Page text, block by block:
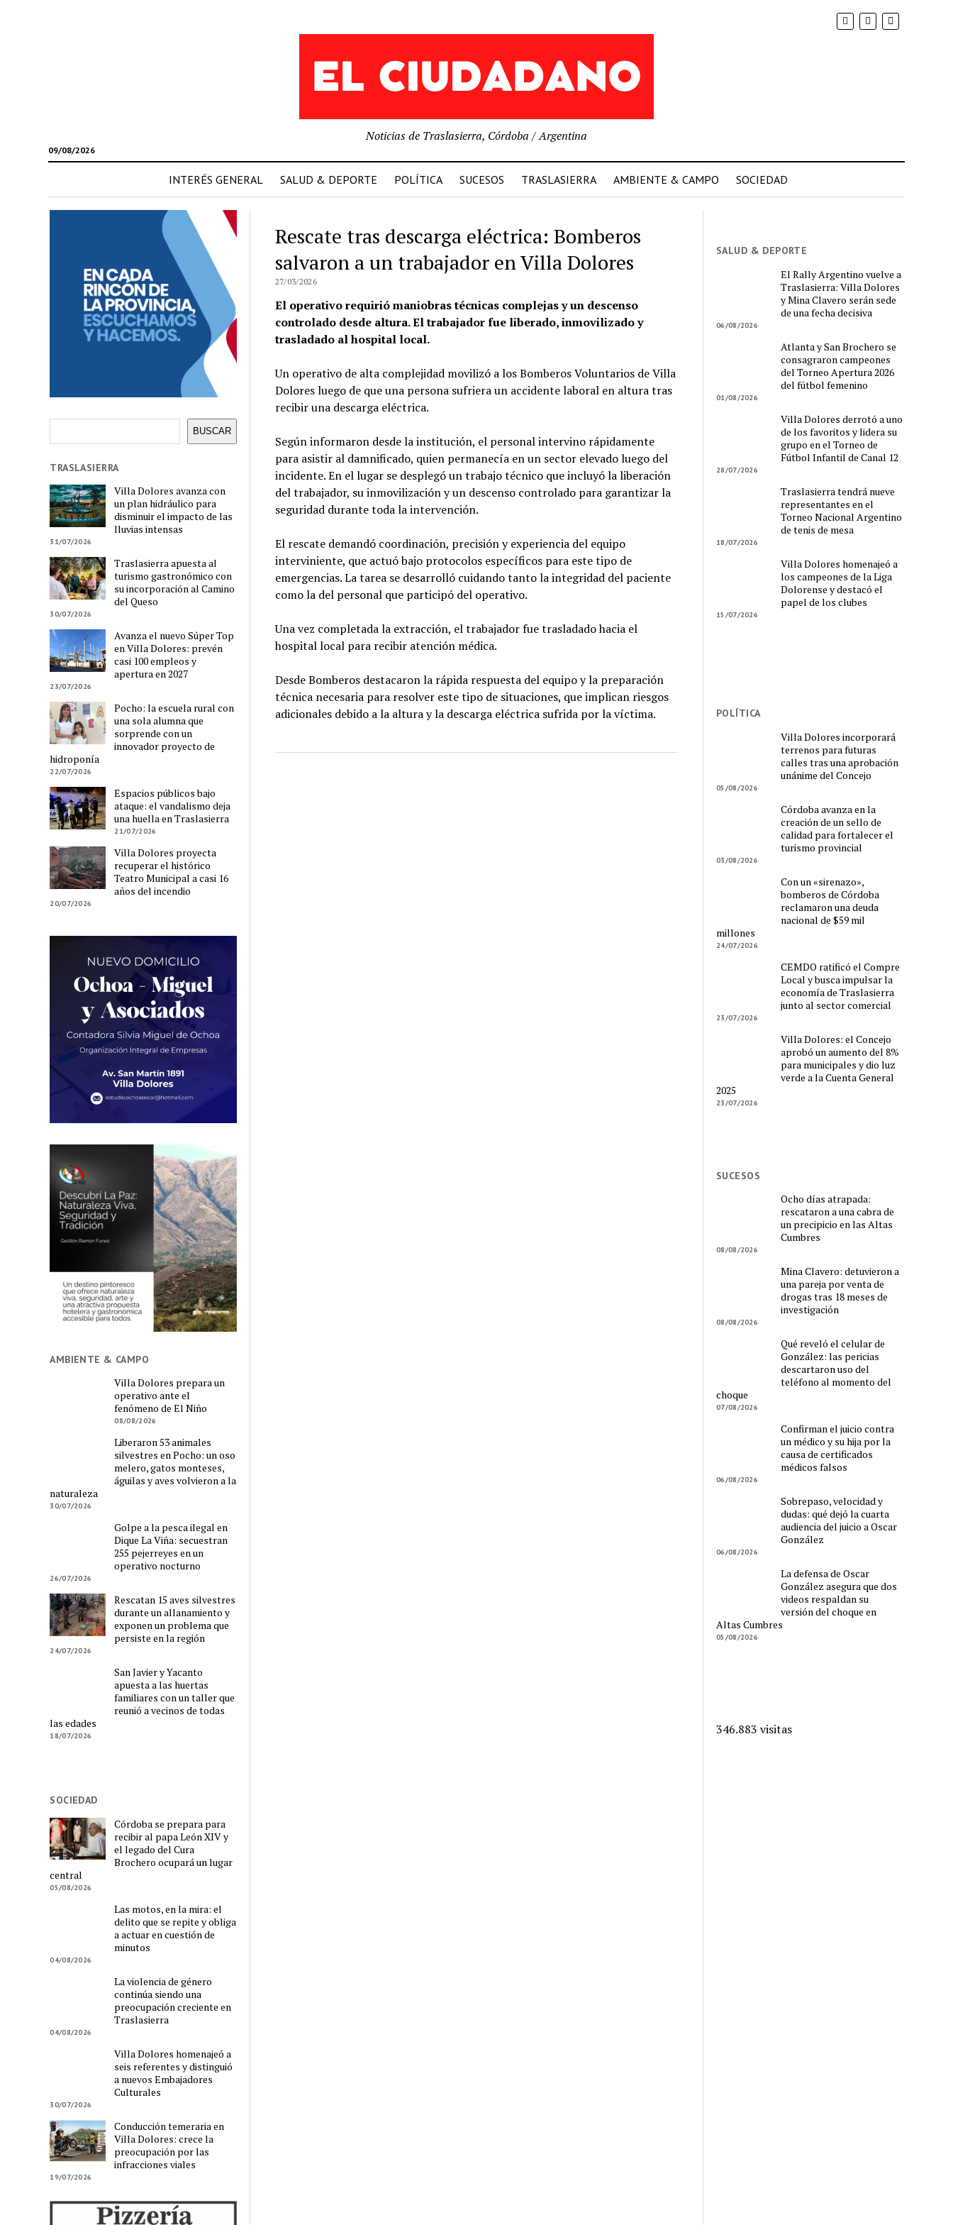
09/08/2026
Noticias de Traslasierra, Córdoba / Argentina
INTERÉS GENERAL SALUD & DEPORTE POLÍTICA SUCESOS TRASLASIERRA AMBIENTE & CAMPO SOCIEDAD
BUSCAR
TRASLASIERRA
Villa Dolores avanza con
un plan hidráulico para
disminuir el impacto de las
lluvias intensas
31/07/2026
Traslasierra apuesta al
turismo gastronómico con
su incorporación al Camino
del Queso
30/07/2026
Avanza el nuevo Súper Top
en Villa Dolores: prevén
casi 100 empleos y
apertura en 2027
23/07/2026
Pocho: la escuela rural con
una sola alumna que
sorprende con un
innovador proyecto de
hidroponía
22/07/2026
Espacios públicos bajo
ataque: el vandalismo deja
una huella en Traslasierra
21/07/2026
Villa Dolores proyecta
recuperar el histórico
Teatro Municipal a casi 16
años del incendio
20/07/2026
AMBIENTE & CAMPO
Villa Dolores prepara un
operativo ante el
fenómeno de El Niño
08/08/2026
Liberaron 53 animales
silvestres en Pocho: un oso
melero, gatos monteses,
águilas y aves volvieron a la
naturaleza
30/07/2026
Golpe a la pesca ilegal en
Dique La Viña: secuestran
255 pejerreyes en un
operativo nocturno
26/07/2026
Rescatan 15 aves silvestres
durante un allanamiento y
exponen un problema que
persiste en la región
24/07/2026
San Javier y Yacanto
apuesta a las huertas
familiares con un taller que
reunió a vecinos de todas
las edades
18/07/2026
SOCIEDAD
Córdoba se prepara para
recibir al papa León XIV y
el legado del Cura
Brochero ocupará un lugar
central
05/08/2026
Las motos, en la mira: el
delito que se repite y obliga
a actuar en cuestión de
minutos
04/08/2026
La violencia de género
continúa siendo una
preocupación creciente en
Traslasierra
04/08/2026
Villa Dolores homenajeó a
seis referentes y distinguió
a nuevos Embajadores
Culturales
30/07/2026
Conducción temeraria en
Villa Dolores: crece la
preocupación por las
infracciones viales
19/07/2026
Rescate tras descarga eléctrica: Bomberos
salvaron a un trabajador en Villa Dolores
27/03/2026
El operativo requirió maniobras técnicas complejas y un descenso
controlado desde altura. El trabajador fue liberado, inmovilizado y
trasladado al hospital local.
Un operativo de alta complejidad movilizó a los Bomberos Voluntarios de Villa
Dolores luego de que una persona sufriera un accidente laboral en altura tras
recibir una descarga eléctrica.
Según informaron desde la institución, el personal intervino rápidamente
para asistir al damnificado, quien permanecía en un sector elevado luego del
incidente. En el lugar se desplegó un trabajo técnico que incluyó la liberación
del trabajador, su inmovilización y un descenso controlado para garantizar la
seguridad durante toda la intervención.
El rescate demandó coordinación, precisión y experiencia del equipo
interviniente, que actuó bajo protocolos específicos para este tipo de
emergencias. La tarea se desarrolló cuidando tanto la integridad del paciente
como la del personal que participó del operativo.
Una vez completada la extracción, el trabajador fue trasladado hacia el
hospital local para recibir atención médica.
Desde Bomberos destacaron la rápida respuesta del equipo y la preparación
técnica necesaria para resolver este tipo de situaciones, que implican riesgos
adicionales debido a la altura y la descarga eléctrica sufrida por la víctima.
SALUD & DEPORTE
El Rally Argentino vuelve a
Traslasierra: Villa Dolores
y Mina Clavero serán sede
de una fecha decisiva
06/08/2026
Atlanta y San Brochero se
consagraron campeones
del Torneo Apertura 2026
del fútbol femenino
01/08/2026
Villa Dolores derrotó a uno
de los favoritos y lidera su
grupo en el Torneo de
Fútbol Infantil de Canal 12
28/07/2026
Traslasierra tendrá nueve
representantes en el
Torneo Nacional Argentino
de tenis de mesa
18/07/2026
Villa Dolores homenajeó a
los campeones de la Liga
Dolorense y destacó el
papel de los clubes
15/07/2026
POLÍTICA
Villa Dolores incorporará
terrenos para futuras
calles tras una aprobación
unánime del Concejo
05/08/2026
Córdoba avanza en la
creación de un sello de
calidad para fortalecer el
turismo provincial
03/08/2026
Con un «sirenazo»,
bomberos de Córdoba
reclamaron una deuda
nacional de $59 mil
millones
24/07/2026
CEMDO ratificó el Compre
Local y busca impulsar la
economía de Traslasierra
junto al sector comercial
23/07/2026
Villa Dolores: el Concejo
aprobó un aumento del 8%
para municipales y dio luz
verde a la Cuenta General
2025
23/07/2026
SUCESOS
Ocho días atrapada:
rescataron a una cabra de
un precipicio en las Altas
Cumbres
08/08/2026
Mina Clavero: detuvieron a
una pareja por venta de
drogas tras 18 meses de
investigación
08/08/2026
Qué reveló el celular de
González: las pericias
descartaron uso del
teléfono al momento del
choque
07/08/2026
Confirman el juicio contra
un médico y su hija por la
causa de certificados
médicos falsos
06/08/2026
Sobrepaso, velocidad y
dudas: qué dejó la cuarta
audiencia del juicio a Oscar
González
06/08/2026
La defensa de Oscar
González asegura que dos
videos respaldan su
versión del choque en
Altas Cumbres
05/08/2026
346.883 visitas